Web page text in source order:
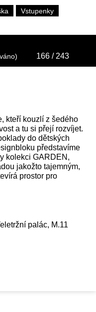
Vstupenky
166 / 243
kteří kouzlí z šedého
a tu si přejí rozvíjet.
do dětských
představíme
kolekci GARDEN,
jakožto tajemným,
prostor pro
palác, M.11